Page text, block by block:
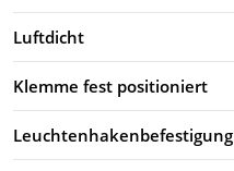
Luftdicht
Klemme fest positioniert
Leuchtenhakenbefestigung